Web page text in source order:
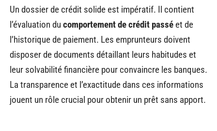
Un dossier de crédit solide est impératif. Il contient
l’évaluation du comportement de crédit passé et de
l’historique de paiement. Les emprunteurs doivent
disposer de documents détaillant leurs habitudes et
leur solvabilité financière pour convaincre les banques.
La transparence et l’exactitude dans ces informations
jouent un rôle crucial pour obtenir un prêt sans apport.